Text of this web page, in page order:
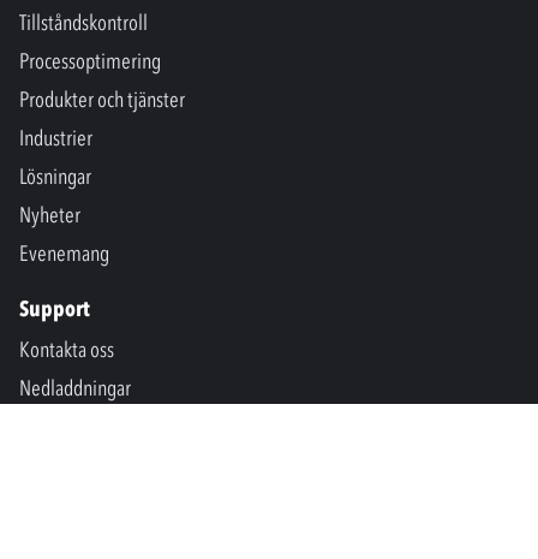
Tillståndskontroll
Processoptimering
Produkter och tjänster
Industrier
Lösningar
Nyheter
Evenemang
Support
Kontakta oss
Nedladdningar